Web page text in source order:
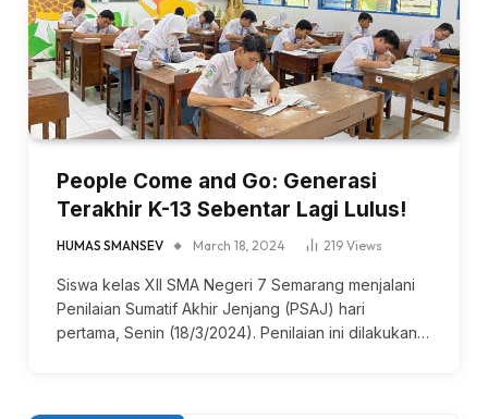
People Come and Go: Generasi
Terakhir K-13 Sebentar Lagi Lulus!
HUMAS SMANSEV March 18, 2024 219 Views
Siswa kelas XII SMA Negeri 7 Semarang menjalani
Penilaian Sumatif Akhir Jenjang (PSAJ) hari
pertama, Senin (18/3/2024). Penilaian ini dilakukan…